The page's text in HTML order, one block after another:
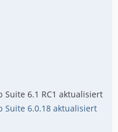
Suite 6.1 RC1 aktualisiert
Suite 6.0.18 aktualisiert